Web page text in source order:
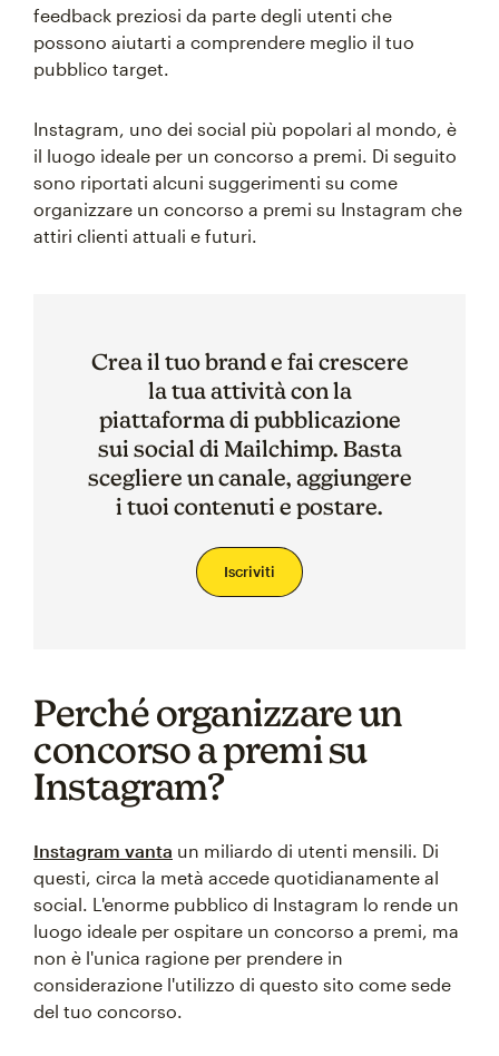
feedback preziosi da parte degli utenti che
possono aiutarti a comprendere meglio il tuo
pubblico target.
Instagram, uno dei social più popolari al mondo, è
il luogo ideale per un concorso a premi. Di seguito
sono riportati alcuni suggerimenti su come
organizzare un concorso a premi su Instagram che
attiri clienti attuali e futuri.
Crea il tuo brand e fai crescere
la tua attività con la
piattaforma di pubblicazione
sui social di Mailchimp. Basta
scegliere un canale, aggiungere
i tuoi contenuti e postare.
Iscriviti
Perché organizzare un
concorso a premi su
Instagram?
Instagram vanta un miliardo di utenti mensili. Di
questi, circa la metà accede quotidianamente al
social. L'enorme pubblico di Instagram lo rende un
luogo ideale per ospitare un concorso a premi, ma
non è l'unica ragione per prendere in
considerazione l'utilizzo di questo sito come sede
del tuo concorso.